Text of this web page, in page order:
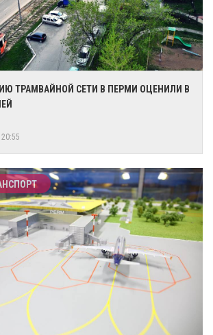
ТРАМВАЙНОЙ СЕТИ В ПЕРМИ ОЦЕНИЛИ В